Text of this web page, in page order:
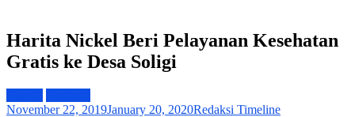
Harita Nickel Beri Pelayanan Kesehatan
Gratis ke Desa Soligi
November 22, 2019January 20, 2020Redaksi Timeline